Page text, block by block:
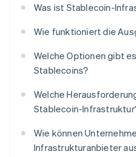
Was ist Stablecoin-
Wie funktioniert die
Welche Optionen gibt
Stablecoins?
Welche
Stablecoin-
Wie können
Infrastrukturanbieter